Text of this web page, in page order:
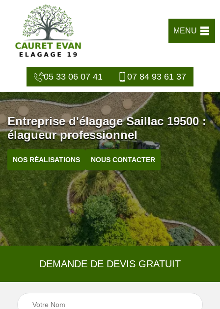
MENU
05 33 06 07 41 07 84 93 61 37
Entreprise d'élagage Saillac 19500 :
élagueur professionnel
NOS RÉALISATIONS NOUS CONTACTER
DEMANDE DE DEVIS GRATUIT